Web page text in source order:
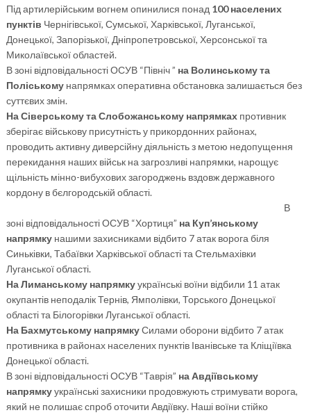
Під артилерійським вогнем опинилися понад 100 населених
пунктів Чернігівської, Сумської, Харківської, Луганської,
Донецької, Запорізької, Дніпропетровської, Херсонської та
Миколаївської областей.
В зоні відповідальності ОСУВ “Північ ” на Волинському та
Поліськомунапрямках оперативна обстановка залишається без
суттєвих змін.
На Сіверському та Слобожанському напрямкахпротивник
зберігає військову присутність у прикордонних районах,
проводить активну диверсійну діяльність з метою недопущення
перекидання наших військ на загрозливі напрямки, нарощує
щільність мінно-вибухових загороджень вздовж державного
кордону в бєлгородській області.
В
зоні відповідальності ОСУВ “Хортиця” на Куп’янському
напрямкунашими захисниками відбито 7 атак ворога біля
Синьківки, Табаївки Харківської області та Стельмахівки
Луганської області.
На Лиманському напрямкуукраїнські воїни відбили 11 атак
окупантів неподалік Тернів, Ямполівки, Торського Донецької
області та Білогорівки Луганської області.
На Бахмутському напрямкуСилами оборони відбито 7 атак
противника в районах населених пунктів Іванівське та Кліщіївка
Донецької області.
В зоні відповідальності ОСУВ “Таврія” на Авдіївському
напрямкуукраїнські захисники продовжують стримувати ворога,
який не полишає спроб оточити Авдіївку. Наші воїни стійко